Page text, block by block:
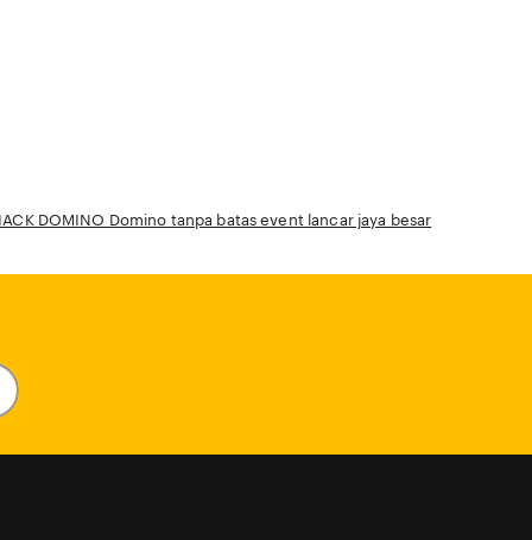
DOMINO Domino tanpa batas event lancar jaya besar